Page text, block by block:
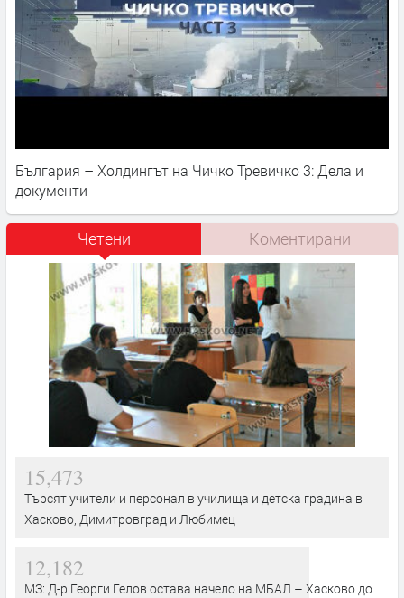
България – Холдингът на Чичко Тревичко 3: Дела и
документи
Четени Коментирани
15,473
Търсят учители и персонал в училища и детска градина в
Хасково, Димитровград и Любимец
12,182
МЗ: Д-р Георги Гелов остава начело на МБАЛ – Хасково до